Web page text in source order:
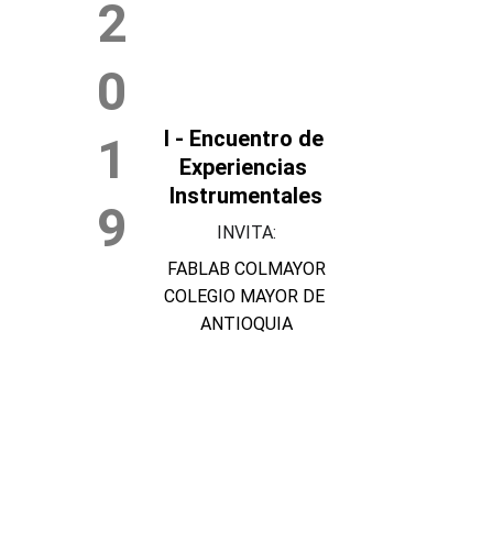
2
0
1
9
I - Encuentro de
Experiencias
Instrumentales
INVITA:
FABLAB COLMAYOR
COLEGIO MAYOR DE
ANTIOQUIA